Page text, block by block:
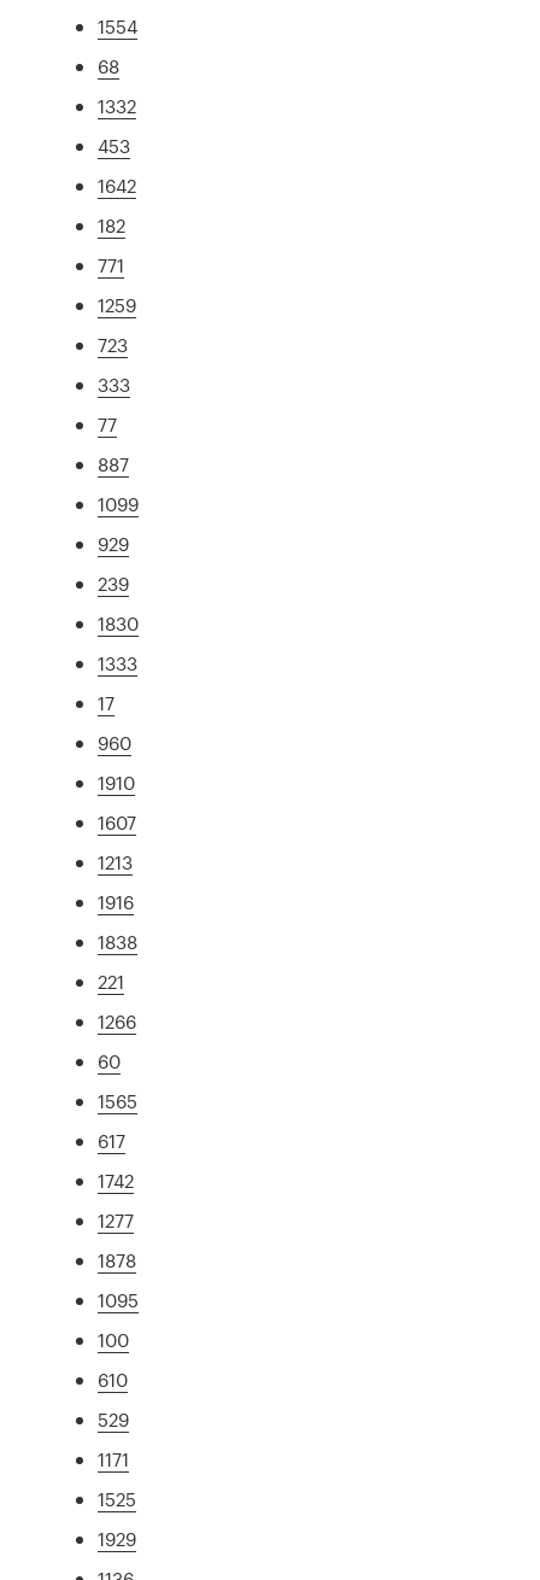
1554
68
1332
453
1642
182
771
1259
723
333
77
887
1099
929
239
1830
1333
17
960
1910
1607
1213
1916
1838
221
1266
60
1565
617
1742
1277
1878
1095
100
610
529
1171
1525
1929